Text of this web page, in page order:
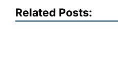
Related Posts: